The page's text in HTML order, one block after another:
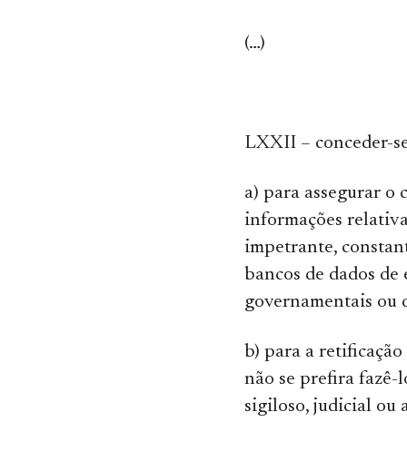
(…)
LXXII – conceder-
a) para assegurar o
informações
impetrante,
bancos de dados de
governamentais ou
b) para a retificação
não se prefira fazê-
sigiloso, judicial ou